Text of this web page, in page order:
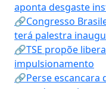
aponta desgaste
🔗Congresso
terá palestra
🔗TSE propõe
impulsionamento
🔗Perse escancara